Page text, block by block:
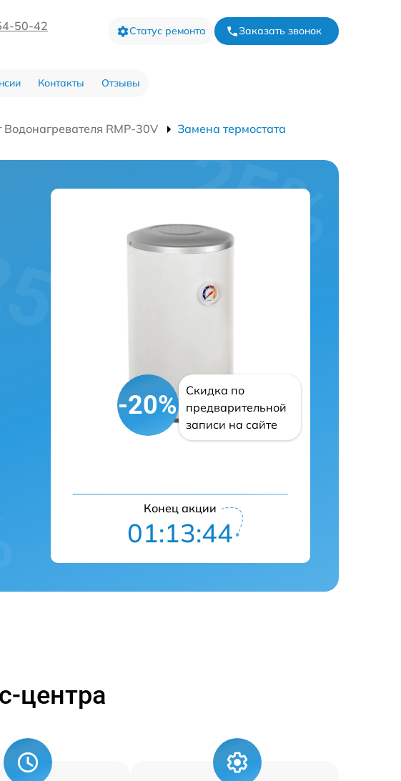
50-42 Статус ремонта Заказать звонок
Контакты Отзывы
Водонагревателя RMP-30V Замена термостата
-20%
Скидка по
предварительной
записи на сайте
Конец акции
01:13:43
центра